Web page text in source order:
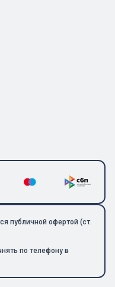
публичной офертой (ст.
по телефону в